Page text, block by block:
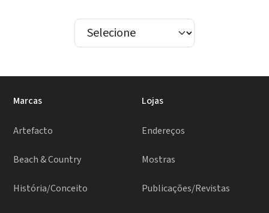
Marcas
Artefacto
Beach & Country
História/Conceito
Lojas
Endereços
Mostras
Publicações/Revistas